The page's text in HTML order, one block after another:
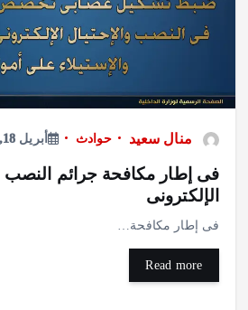
منال سعيد حوادث أبريل 18, 2026
فى إطار مكافحة جرائم النصب
الإلكترونى
فى إطار مكافحة…
Read more